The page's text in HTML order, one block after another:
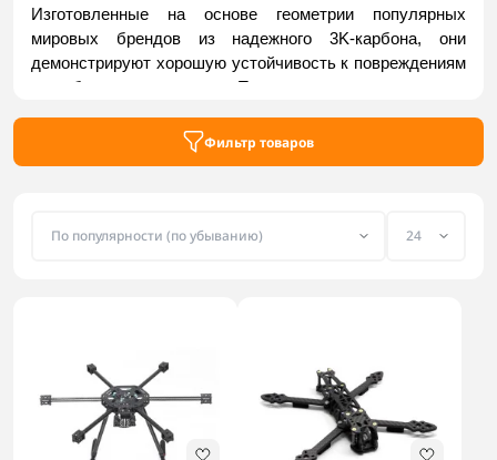
Изготовленные на основе геометрии популярных
мировых брендов из надежного 3K-карбона, они
демонстрируют хорошую устойчивость к повреждениям
и стабильность в полете. Просторная и универсальная
электроникой, а модульные лучи гарантируют быструю
Фильтр товаров